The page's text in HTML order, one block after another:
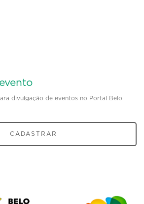
divulgação de eventos no Portal Belo
CADASTRAR